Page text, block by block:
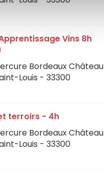
Vins 8h
Bordeaux Château
Louis - 33300
terroirs - 4h
Bordeaux Château
Louis - 33300